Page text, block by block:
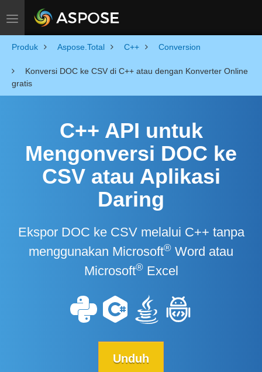
Toggle navigation
Produk Aspose.Total C++ Conversion
Konversi DOC ke CSV di C++ atau dengan Konverter Online
gratis
C++ API untuk
Mengonversi DOC ke
CSV atau Aplikasi
Daring
Ekspor DOC ke CSV melalui C++ tanpa
menggunakan Microsoft® Word atau
Microsoft®Excel
Unduh